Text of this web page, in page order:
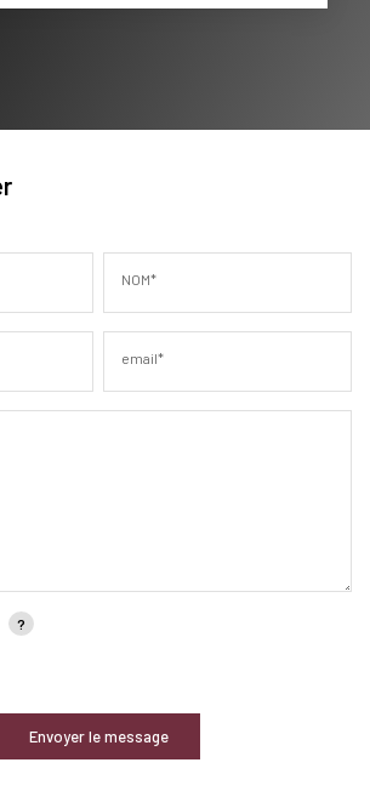
NOM*
email*
Envoyer le message